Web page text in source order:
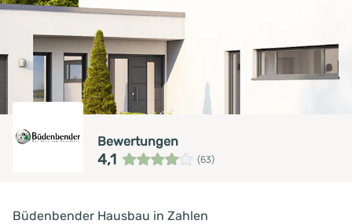
Bewertungen
4,1 (63)
Büdenbender Hausbau in Zahlen